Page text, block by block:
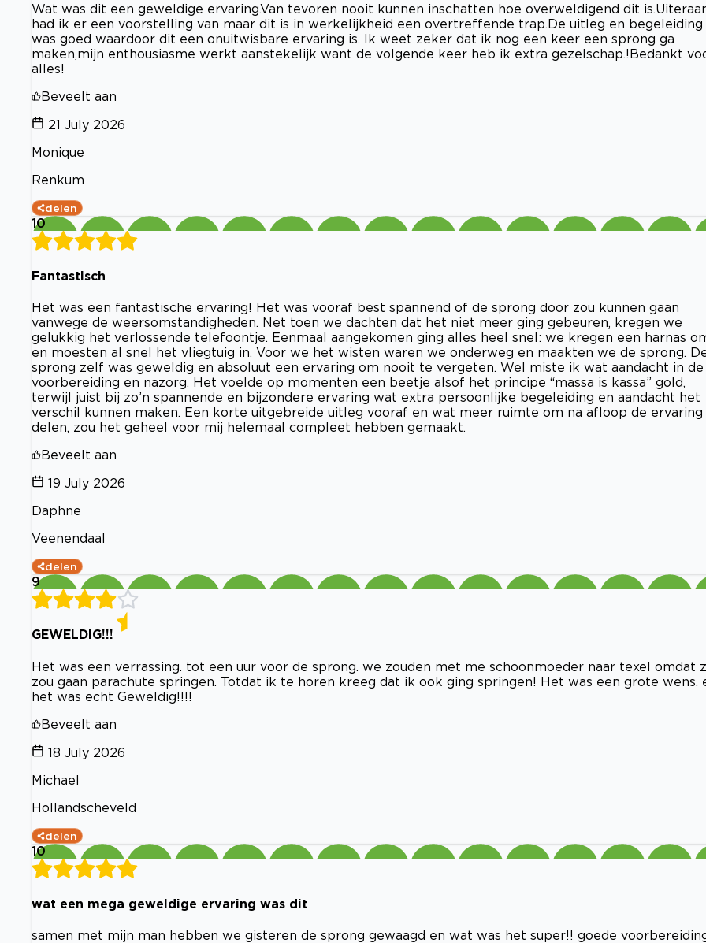
Wat was dit een geweldige ervaring.Van tevoren nooit kunnen inschatten hoe overweldigend dit
had ik er een voorstelling van maar dit is in werkelijkheid een overtreffende trap.De uitleg en begeleiding
was goed waardoor dit een onuitwisbare ervaring is. Ik weet zeker dat ik nog een keer een sprong ga
maken,mijn enthousiasme werkt aanstekelijk want de volgende keer heb ik extra gezelschap.!Bedankt
alles!
Beveelt aan
21 July 2026
Monique
Renkum
delen
10
Fantastisch
Het was een fantastische ervaring! Het was vooraf best spannend of de sprong door zou kunnen gaan
vanwege de weersomstandigheden. Net toen we dachten dat het niet meer ging gebeuren, kregen we
gelukkig het verlossende telefoontje. Eenmaal aangekomen ging alles heel snel: we kregen een harnas
en moesten al snel het vliegtuig in. Voor we het wisten waren we onderweg en maakten we de sprong.
sprong zelf was geweldig en absoluut een ervaring om nooit te vergeten. Wel miste ik wat aandacht in de
voorbereiding en nazorg. Het voelde op momenten een beetje alsof het principe “massa is kassa” gold,
terwijl juist bij zo’n spannende en bijzondere ervaring wat extra persoonlijke begeleiding en aandacht het
verschil kunnen maken. Een korte uitgebreide uitleg vooraf en wat meer ruimte om na afloop de ervaring
delen, zou het geheel voor mij helemaal compleet hebben gemaakt.
Beveelt aan
19 July 2026
Daphne
Veenendaal
delen
9
GEWELDIG!!!
Het was een verrassing. tot een uur voor de sprong. we zouden met me schoonmoeder naar texel omdat
zou gaan parachute springen. Totdat ik te horen kreeg dat ik ook ging springen! Het was een grote wens.
het was echt Geweldig!!!!
Beveelt aan
18 July 2026
Michael
Hollandscheveld
delen
10
wat een mega geweldige ervaring was dit
samen met mijn man hebben we gisteren de sprong gewaagd en wat was het super!! goede